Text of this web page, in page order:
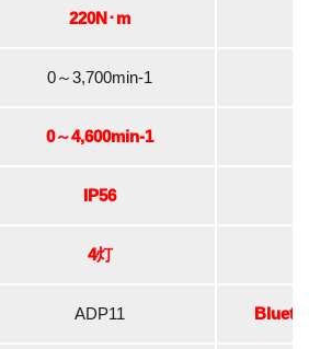
220N･m
0～3,700min-1
0～4,600min-1
IP56
4灯
ADP11